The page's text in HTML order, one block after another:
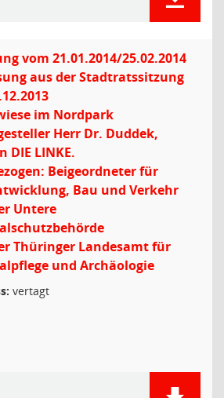
vom 21.01.2014/25.02.2014
aus der Stadtratssitzung
im Nordpark
Herr Dr. Duddek,
DIE LINKE.
Beigeordneter für
Bau und Verkehr
Untere
Thüringer Landesamt für
und Archäologie
vertagt